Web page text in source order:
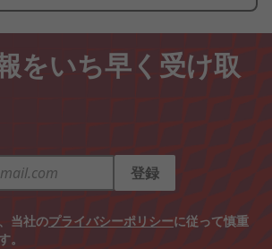
をいち早く受け取
登録
当社のプライバシーポリシーに従って慎重
。